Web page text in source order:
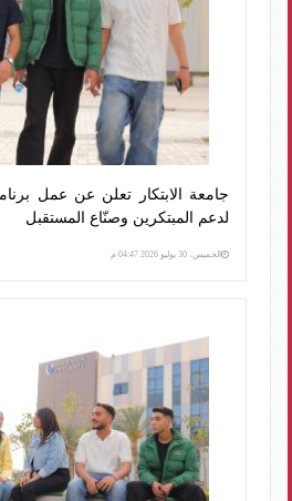
لدعم المبتكرين وصنّاع المستقبل
الخميس، 30 يوليو 2026 04:47 م